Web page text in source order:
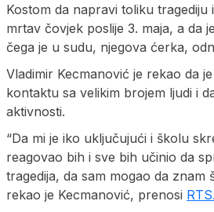
Kostom da napravi toliku tragediju
mrtav čovjek poslije 3. maja, a da
čega je u sudu, njegova ćerka,
Vladimir Kecmanović je rekao da
kontaktu sa velikim brojem ljudi i
aktivnosti.
“Da mi je iko uključujući i školu
reagovao bih i sve bih učinio da
tragedija, da sam mogao da znam
rekao je Kecmanović, prenosi RTS.